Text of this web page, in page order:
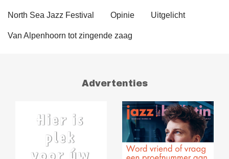
North Sea Jazz Festival Opinie Uitgelicht
Van Alpenhoorn tot zingende zaag
Advertenties